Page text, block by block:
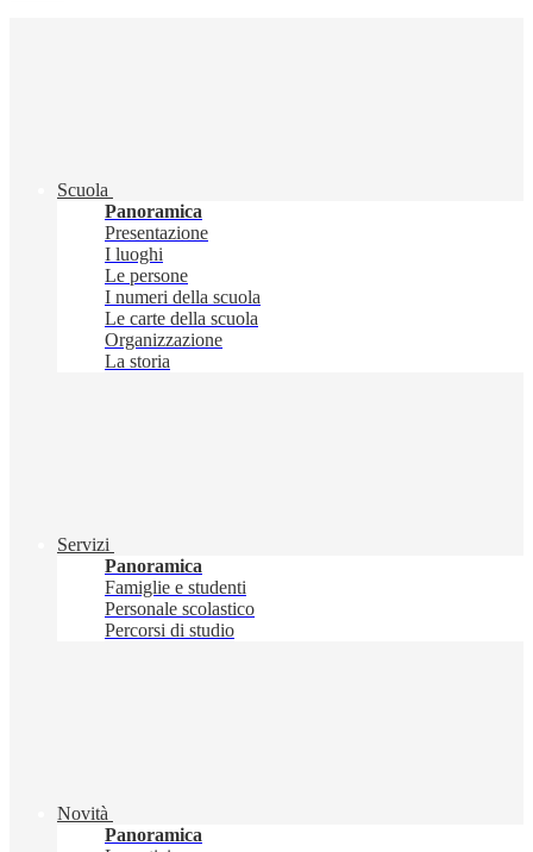
Scuola
Panoramica
Presentazione
I luoghi
Le persone
I numeri della scuola
Le carte della scuola
Organizzazione
La storia
Servizi
Panoramica
Famiglie e studenti
Personale scolastico
Percorsi di studio
Novità
Panoramica